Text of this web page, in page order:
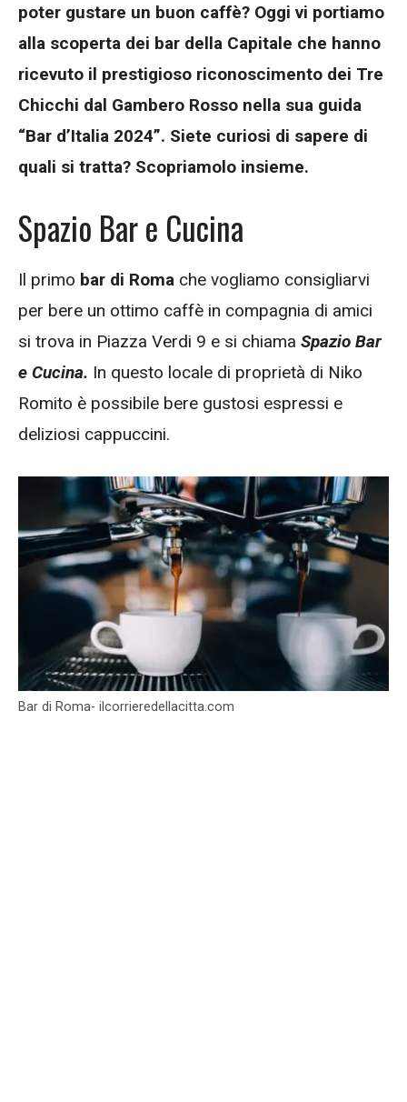
poter gustare un buon caffè? Oggi vi portiamo
alla scoperta dei bar della Capitale che hanno
ricevuto il prestigioso riconoscimento dei Tre
Chicchi dal Gambero Rosso nella sua guida
“Bar d’Italia 2024”. Siete curiosi di sapere di
quali si tratta? Scopriamolo insieme.
Spazio Bar e Cucina
Il primo bar di Roma che vogliamo consigliarvi
per bere un ottimo caffè in compagnia di amici
si trova in Piazza Verdi 9 e si chiama Spazio Bar
e Cucina. In questo locale di proprietà di Niko
Romito è possibile bere gustosi espressi e
deliziosi cappuccini.
Bar di Roma- ilcorrieredellacitta.com